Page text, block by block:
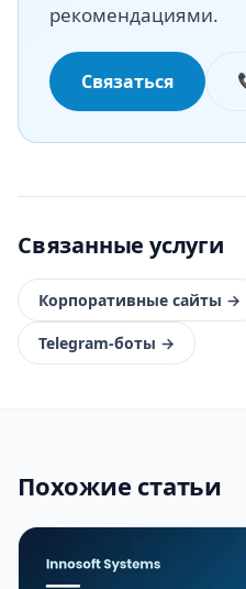
рекомендациями.
Связаться
Связанные услуги
Корпоративные сайты →
Telegram-боты →
Похожие статьи